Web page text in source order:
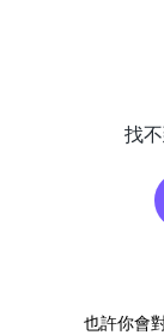
找
也許你會